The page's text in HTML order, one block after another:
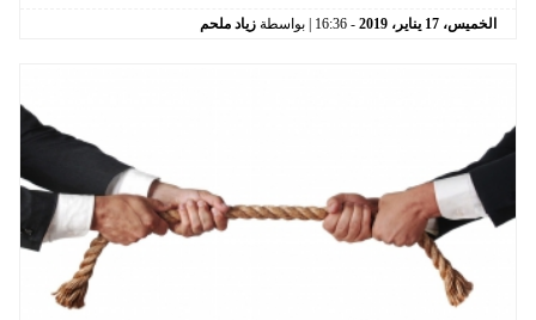
الخميس، 17 يناير، 2019
-
16:36 | بواسطة زياد ملحم